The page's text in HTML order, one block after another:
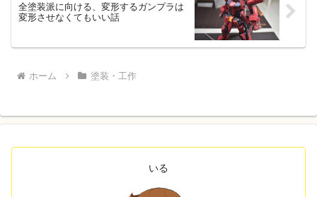
全塗装派に向ける、変形するガンプラは
変形させなくてもいい話
ホーム 塗装・工作
いる